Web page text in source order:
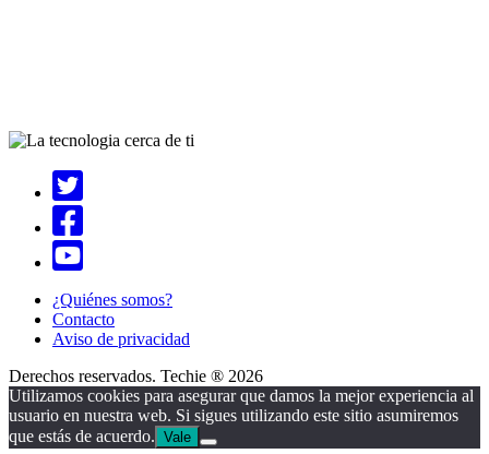
¿Quiénes somos?
Contacto
Aviso de privacidad
Derechos reservados. Techie ® 2026
Utilizamos cookies para asegurar que damos la mejor experiencia al
usuario en nuestra web. Si sigues utilizando este sitio asumiremos
que estás de acuerdo. Vale